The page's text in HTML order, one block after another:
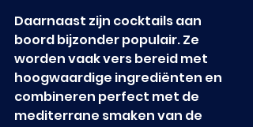
Daarnaast zijn cocktails aan
boord bijzonder populair. Ze
worden vaak vers bereid met
hoogwaardige ingrediënten en
combineren perfect met de
mediterrane smaken van de